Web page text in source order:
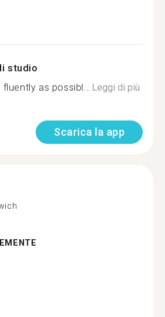
studio
as possibl...Leggi di più
Scarica la app